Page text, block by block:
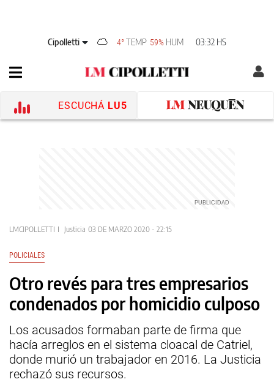
Cipolletti 4° TEMP 59% HUM 03:32 HS
ESCUCHÁ LU5
LMCIPOLLETTI Justicia 03 DE MARZO 2020 - 22:15
POLICIALES
Otro revés para tres empresarios
condenados por homicidio culposo
Los acusados formaban parte de firma que
hacía arreglos en el sistema cloacal de Catriel,
donde murió un trabajador en 2016. La Justicia
rechazó sus recursos.